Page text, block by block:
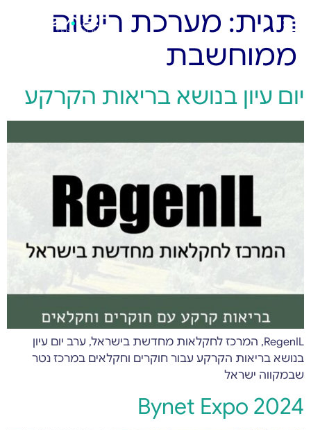
תגית: מערכת רישום
ממוחשבת
יום עיון בנושא בריאות הקרקע
RegenIL, המרכז לחקלאות מחדשת בישראל, ערב יום עיון
בנושא בריאות הקרקע עבור חוקרים וחקלאים במרכז נטר
שבמקווה ישראל
Bynet Expo 2024